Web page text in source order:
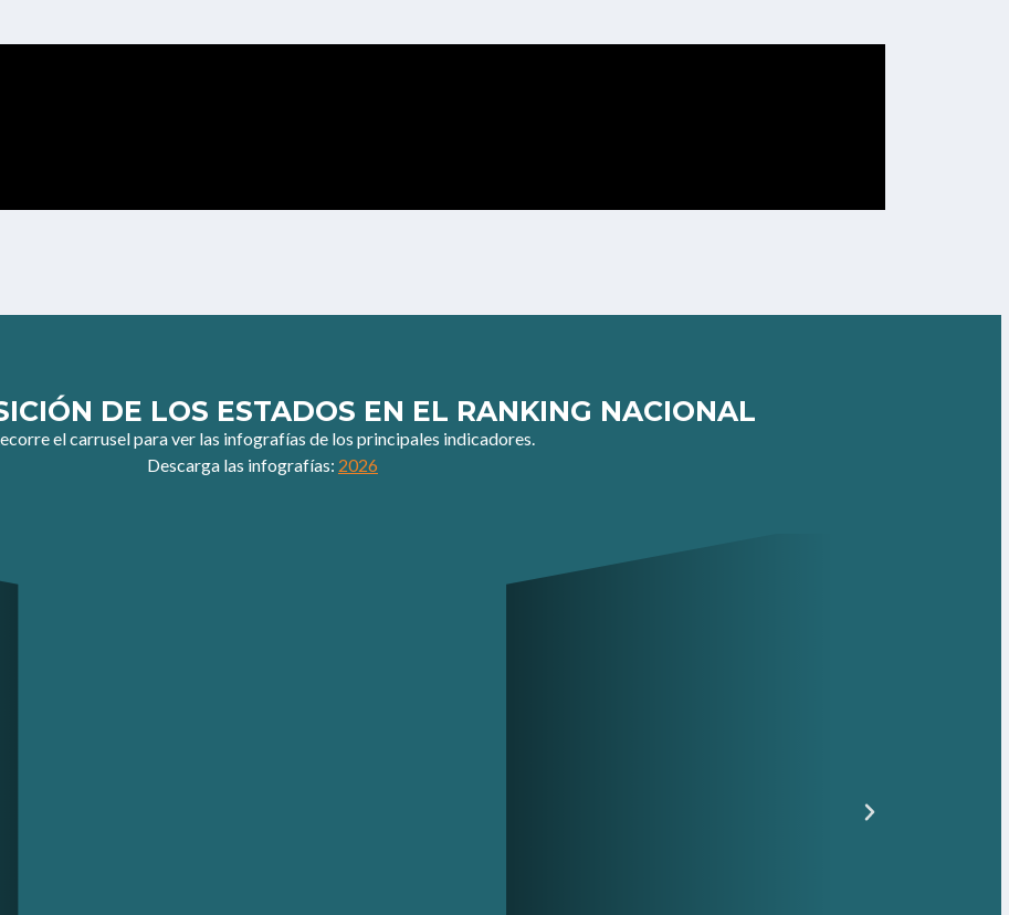
DE LOS ESTADOS EN EL RANKING NACIONAL
el carrusel para ver las infografías de los principales indicadores.
Descarga las infografías: 2026